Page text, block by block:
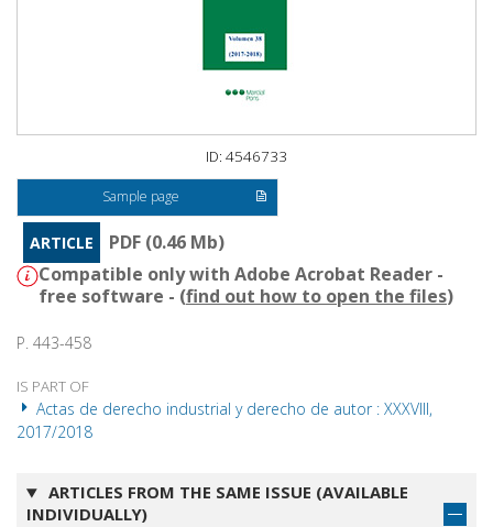
ID: 4546733
Sample page
ARTICLE
PDF (0.46 Mb)
Compatible only with Adobe Acrobat Reader -
free software - (find out how to open the files)
P. 443-458
IS PART OF
Actas de derecho industrial y derecho de autor : XXXVIII,
2017/2018
ARTICLES FROM THE SAME ISSUE (AVAILABLE
INDIVIDUALLY)